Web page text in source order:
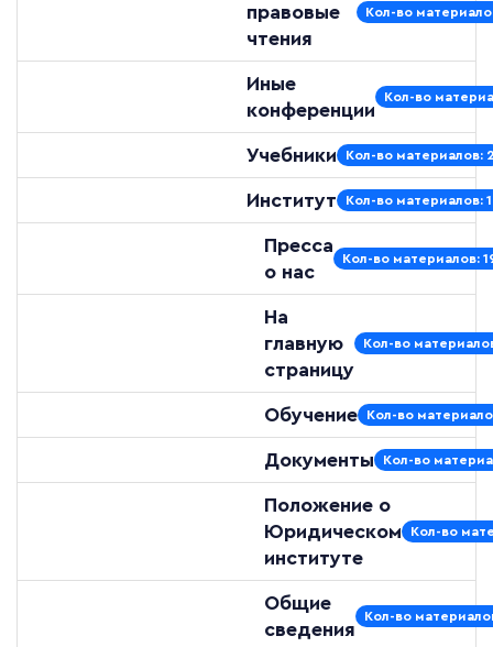
правовые
чтения
Кол-во
Иные
конференции
Кол-во
Учебники Кол-во материалов: 2
Институт Кол-во материалов:
Пресса
о нас
Кол-во материалов:
На
главную
страницу
Кол-во
Обучение Кол-во
Документы Кол-во
Положение о
Юридическом
институте
Кол-во
Общие
сведения
Кол-во